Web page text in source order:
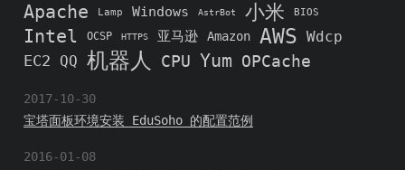
Apache Lamp Windows AstrBot 小米 BIOS
Intel OCSP HTTPS 亚马逊 Amazon AWS Wdcp
EC2 QQ 机器人 CPU Yum OPCache
2017-10-30
宝塔面板环境安装 EduSoho 的配置范例
2016-01-08